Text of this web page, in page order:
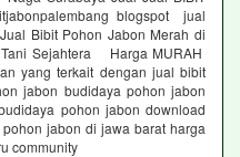
blogspot jual
Bibit Pohon Jabon Merah di
Sejahtera Harga MURAH
yang terkait dengan jual bibit
jabon budidaya pohon jabon
pohon jabon download
jabon di jawa barat harga
community